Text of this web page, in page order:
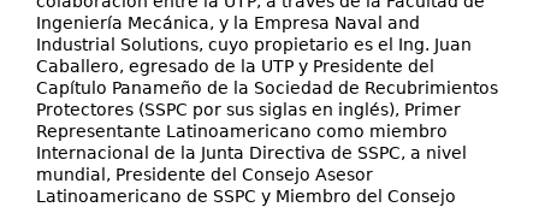
Ingeniería Mecánica, y la Empresa Naval and
Industrial Solutions, cuyo propietario es el Ing. Juan
Caballero, egresado de la UTP y Presidente del
Capítulo Panameño de la Sociedad de Recubrimientos
Protectores (SSPC por sus siglas en inglés), Primer
Representante Latinoamericano como miembro
Internacional de la Junta Directiva de SSPC, a nivel
mundial, Presidente del Consejo Asesor
Latinoamericano de SSPC y Miembro del Consejo